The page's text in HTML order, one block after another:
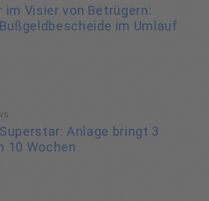
im Visier von Betrügern:
im Umlauf
Anlage bringt 3
10 Wochen